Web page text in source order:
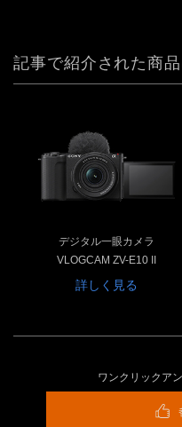
記事で紹介された商
デジタル一眼カメラ
VLOGCAM ZV-E10 II
詳しく見る
ワンクリックア